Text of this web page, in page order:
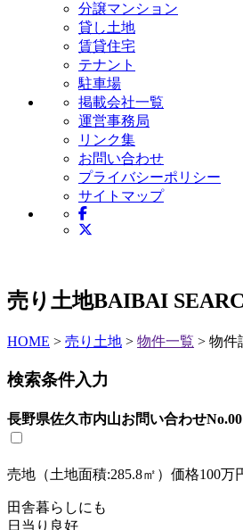
分譲マンション
貸し土地
賃貸住宅
テナント
駐車場
掲載会社一覧
運営事務局
リンク集
お問い合わせ
プライバシーポリシー
サイトマップ
売り土地BAIBAI
HOME > 売り土地 > 物件一覧 > 物件
検索条件入力
長野県佐久市内山お問い合わせNo.
売地 （土地面積:285.8㎡） 価格100万
田舎暮らしにも
日当り良好